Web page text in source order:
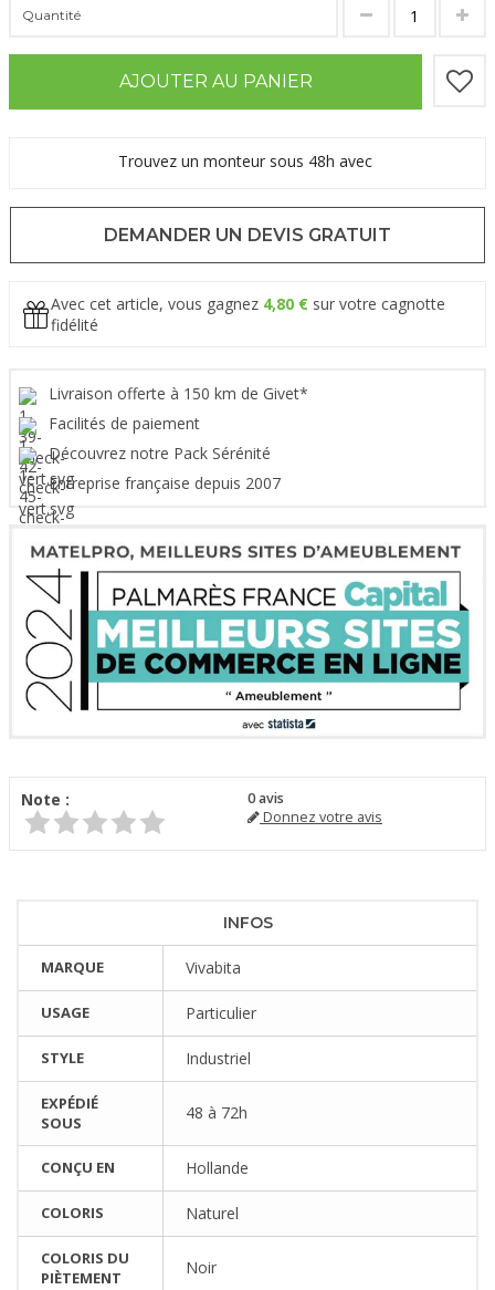
Quantité
AJOUTER AU PANIER
Trouvez un monteur sous 48h avec
DEMANDER UN DEVIS GRATUIT
Avec cet article, vous gagnez 4,80 € sur votre cagnotte
fidélité
Livraison offerte à 150 km de Givet*
Facilités de paiement
Découvrez notre Pack Sérénité
Entreprise française depuis 2007
Note : 0avis
Donnez votre avis
INFOS
MARQUE Vivabita
USAGE Particulier
STYLE Industriel
EXPÉDIÉ
SOUS
48 à 72h
CONÇU EN Hollande
COLORIS Naturel
COLORIS DU
PIÈTEMENT
Noir